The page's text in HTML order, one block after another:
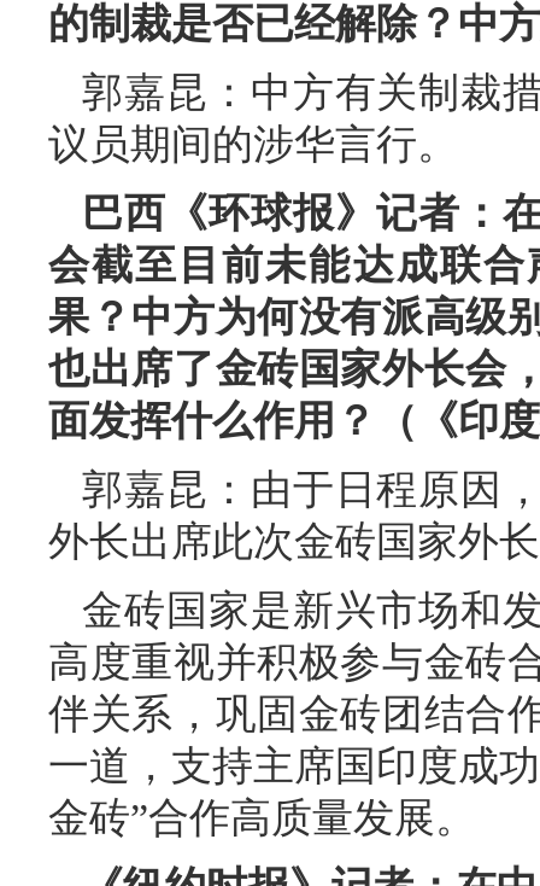
的制裁是否已经解除？中
郭嘉昆：中方有关制裁
议员期间的涉华言行。
巴西《环球报》记者：
会截至目前未能达成联
果？中方为何没有派高级
也出席了金砖国家外长会
面发挥什么作用？（《印
郭嘉昆：由于日程原因
外长出席此次金砖国家外
金砖国家是新兴市场和
高度重视并积极参与金砖
伴关系，巩固金砖团结合
一道，支持主席国印度成
金砖”合作高质量发展。